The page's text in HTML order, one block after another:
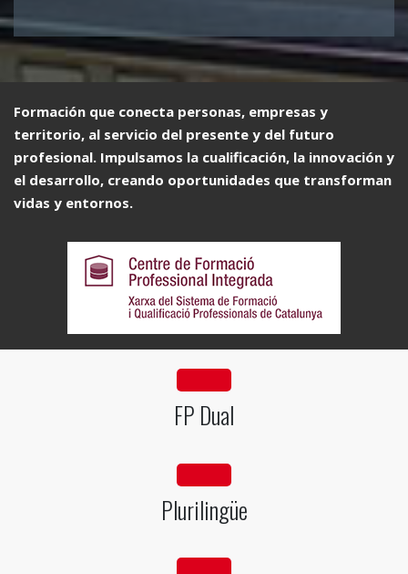
Formación que conecta personas, empresas y
territorio, al servicio del presente y del futuro
profesional. Impulsamos la cualificación, la innovación y
el desarrollo, creando oportunidades que transforman
vidas y entornos.
FP Dual
fa fa-globe
Plurilingüe